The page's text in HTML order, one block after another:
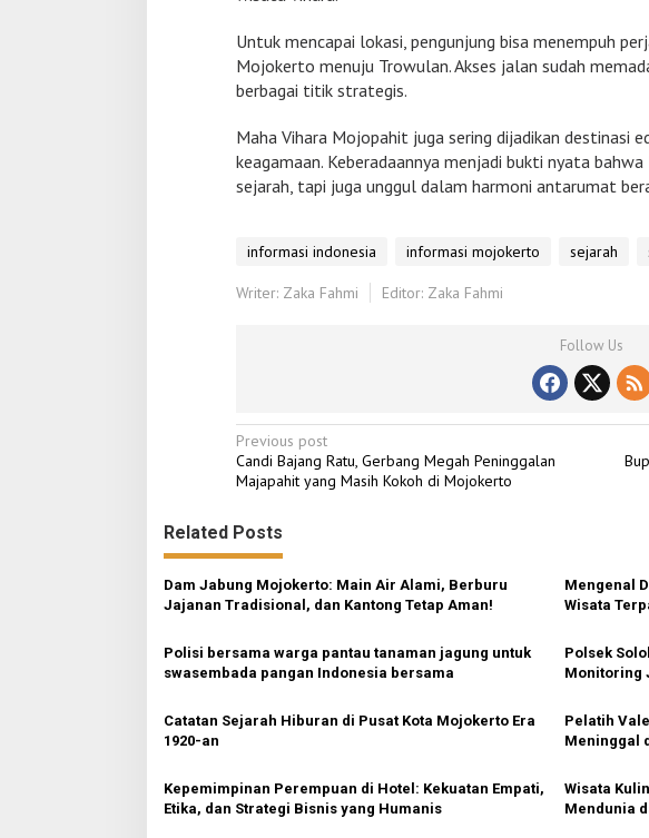
Untuk mencapai lokasi, pengunjung bisa menempuh
Mojokerto menuju Trowulan. Akses jalan sudah
berbagai titik strategis.
Maha Vihara Mojopahit juga sering dijadikan destinasi
keagamaan. Keberadaannya menjadi bukti nyata
sejarah, tapi juga unggul dalam harmoni antarumat
informasi indonesia informasi mojokerto sejarah
Writer: Zaka Fahmi Editor: Zaka Fahmi
Follow Us
P
o
t
a
i
a
i
o
Previous post
Candi Bajang Ratu, Gerbang Megah Peninggalan
Majapahit yang Masih Kokoh di Mojokerto
Related Posts
Dam Jabung Mojokerto: Main Air Alami, Berburu
Jajanan Tradisional, dan Kantong Tetap Aman!
Mengenal
Wisata
Polisi bersama warga pantau tanaman jagung untuk
swasembada pangan Indonesia bersama
Polsek
Monitoring
Catatan Sejarah Hiburan di Pusat Kota Mojokerto Era
1920-an
Pelatih
Meninggal
Kepemimpinan Perempuan di Hotel: Kekuatan Empati,
Etika, dan Strategi Bisnis yang Humanis
Wisata
Mendunia